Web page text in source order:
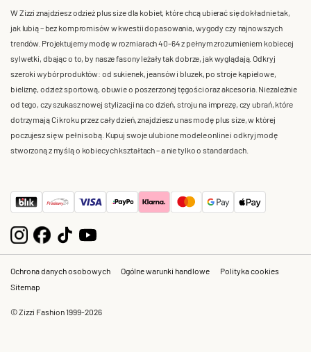
W Zizzi znajdziesz odzież plus size dla kobiet, które chcą ubierać się dokładnie tak,
jak lubią – bez kompromisów w kwestii dopasowania, wygody czy najnowszych
trendów. Projektujemy modę w rozmiarach 40-64 z pełnym zrozumieniem kobiecej
sylwetki, dbając o to, by nasze fasony leżały tak dobrze, jak wyglądają. Odkryj
szeroki wybór produktów: od sukienek, jeansów i bluzek, po stroje kąpielowe,
bieliznę, odzież sportową, obuwie o poszerzonej tęgości oraz akcesoria. Niezależnie
od tego, czy szukasz nowej stylizacji na co dzień, stroju na imprezę, czy ubrań, które
dotrzymają Ci kroku przez cały dzień, znajdziesz u nas modę plus size, w której
poczujesz się w pełni sobą. Kupuj swoje ulubione modele online i odkryj modę
stworzoną z myślą o kobiecych kształtach – a nie tylko o standardach.
Ochrona danych osobowych Ogólne warunki handlowe
Polityka cookies
Sitemap
© Zizzi Fashion 1999-2026